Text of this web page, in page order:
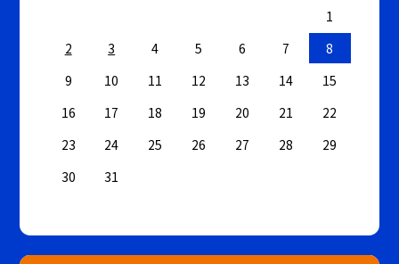
1
2
3 4 5 6 7
8
9
10 11 12 13 14
15
16
17 18 19 20 21
22
23
24 25 26 27 28
29
30
31